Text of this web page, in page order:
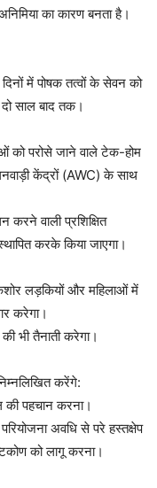
का कारण बनता है।
में पोषक तत्वों के सेवन को
साल बाद तक।
को परोसे जाने वाले टेक-होम
केंद्रों (AWC) के साथ
करने वाली प्रशिक्षित
करके किया जाएगा।
लड़कियों और महिलाओं में
करेगा।
भी तैनाती करेगा।
करेंगे:
पहचान करना।
अवधि से परे हस्तक्षेप
को लागू करना।